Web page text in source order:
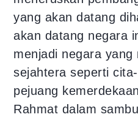
yang akan datang
akan datang negara
menjadi negara
sejahtera seperti
pejuang
Rahmat dalam